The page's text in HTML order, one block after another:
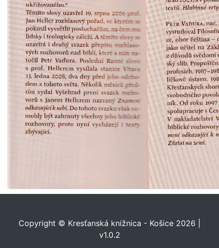
Copyright © Kresťanská knižnica - Košice 2026 |
v1.0.2